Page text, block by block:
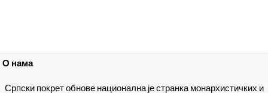
О нама
Српски покрет обнове национална је странка монархистичких и